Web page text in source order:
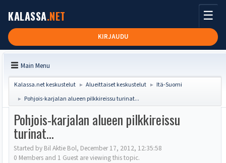
KALASSA.NET
KIRJAUDU
☰
Main Menu
Kalassa.net keskustelut ► Alueittaiset keskustelut ► Itä-Suomi
► Pohjois-karjalan alueen pilkkireissu turinat...
Pohjois-karjalan alueen pilkkireissu
turinat...
Started by Bil Aktie Bol, December 17, 2012, 12:35:58
0 Members and 1 Guest are viewing this topic.